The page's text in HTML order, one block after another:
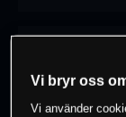
Vi bryr oss
Vi använder